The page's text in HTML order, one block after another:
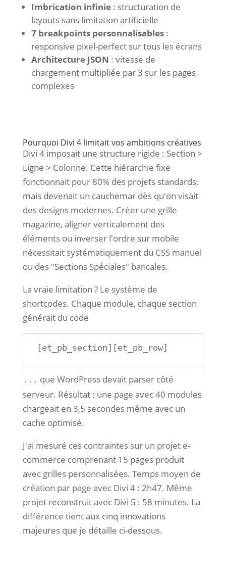
Imbrication infinie: structuration de
layouts sans limitation artificielle
7 breakpoints personnalisables:
responsive pixel-perfect sur tous les écrans
Architecture JSON : vitesse de
chargement multipliée par 3 sur les pages
complexes
Pourquoi Divi 4 limitait vos ambitions créatives
Divi 4 imposait une structure rigide : Section >
Ligne > Colonne. Cette hiérarchie fixe
fonctionnait pour 80% des projets standards,
mais devenait un cauchemar dès qu'on visait
des designs modernes. Créer une grille
magazine, aligner verticalement des
éléments ou inverser l'ordre sur mobile
nécessitait systématiquement du CSS manuel
ou des "Sections Spéciales" bancales.
La vraie limitation ? Le système de
shortcodes. Chaque module, chaque section
générait du code
[et_pb_section][et_pb_row]
... que WordPress devait parser côté
serveur. Résultat : une page avec 40 modules
chargeait en 3,5 secondes même avec un
cache optimisé.
J'ai mesuré ces contraintes sur un projet e-
commerce comprenant 15 pages produit
avec grilles personnalisées. Temps moyen de
création par page avec Divi 4 : 2h47. Même
projet reconstruit avec Divi 5 : 58 minutes. La
différence tient aux cinq innovations
majeures que je détaille ci-dessous.